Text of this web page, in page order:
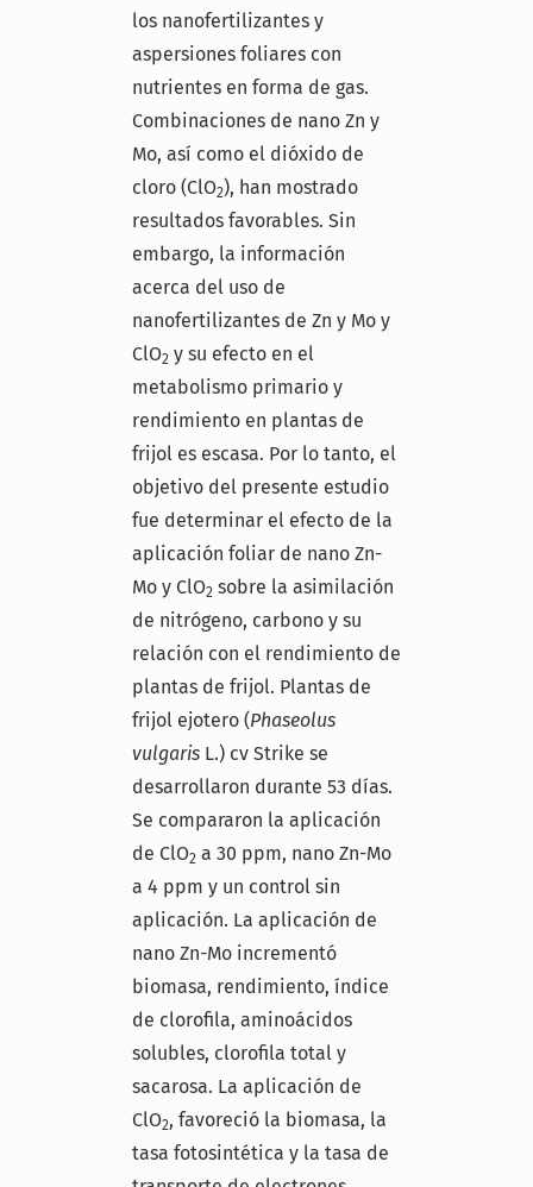
los nanofertilizantes y
aspersiones foliares con
nutrientes en forma de gas.
Combinaciones de nano Zn y
Mo, así como el dióxido de
cloro (ClO2), han mostrado
resultados favorables. Sin
embargo, la información
acerca del uso de
nanofertilizantes de Zn y Mo y
ClO2 y su efecto en el
metabolismo primario y
rendimiento en plantas de
frijol es escasa. Por lo tanto, el
objetivo del presente estudio
fue determinar el efecto de la
aplicación foliar de nano Zn-
Mo y ClO2 sobre la asimilación
de nitrógeno, carbono y su
relación con el rendimiento de
plantas de frijol. Plantas de
frijol ejotero (Phaseolus
vulgaris L.) cv Strike se
desarrollaron durante 53 días.
Se compararon la aplicación
de ClO2 a 30 ppm, nano Zn-Mo
a 4 ppm y un control sin
aplicación. La aplicación de
nano Zn-Mo incrementó
biomasa, rendimiento, índice
de clorofila, aminoácidos
solubles, clorofila total y
sacarosa. La aplicación de
ClO2, favoreció la biomasa, la
tasa fotosintética y la tasa de